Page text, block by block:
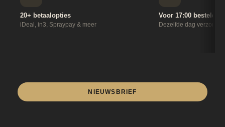
20+ betaalopties
iDeal, in3, Spraypay & meer
Voor 17:00 besteld
Dezelfde dag
NIEUWSBRIEF